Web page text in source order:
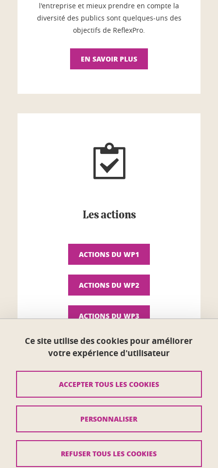
l'entreprise et mieux prendre en compte la
diversité des publics sont quelques-uns des
objectifs de ReflexPro.
EN SAVOIR PLUS
Les actions
ACTIONS DU WP1
ACTIONS DU WP2
ACTIONS DU WP3
Université Grenoble Alpes
621 avenue Centrale
38400 Saint-Martin-d'Hères
Contact
Ce site utilise des cookies pour améliorer
votre expérience d'utilisateur
ACCEPTER TOUS LES COOKIES
REFUSER TOUS LES COOKIES
PERSONNALISER